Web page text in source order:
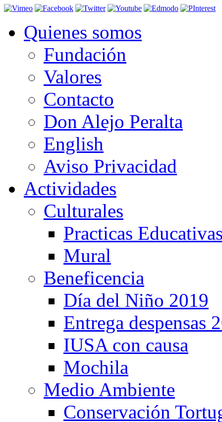
Quienes somos
Fundación
Valores
Contacto
Don Alejo Peralta
English
Aviso Privacidad
Actividades
Culturales
Practicas
Mural
Beneficencia
Día del Niño 2019
Entrega despensas
IUSA con causa
Mochila
Medio Ambiente
Conservación